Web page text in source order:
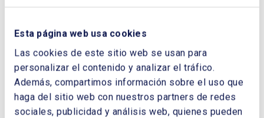
Esta página web usa cookies
Las cookies de este sitio web se usan para
personalizar el contenido y analizar el tráfico.
Además, compartimos información sobre el uso que
haga del sitio web con nuestros partners de redes
sociales, publicidad y análisis web, quienes pueden
EMPRESA: